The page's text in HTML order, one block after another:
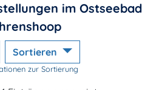
im Ostseebad
Sortieren
zur Sortierung